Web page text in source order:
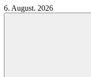
Zum
Inhalt
6. August. 2026